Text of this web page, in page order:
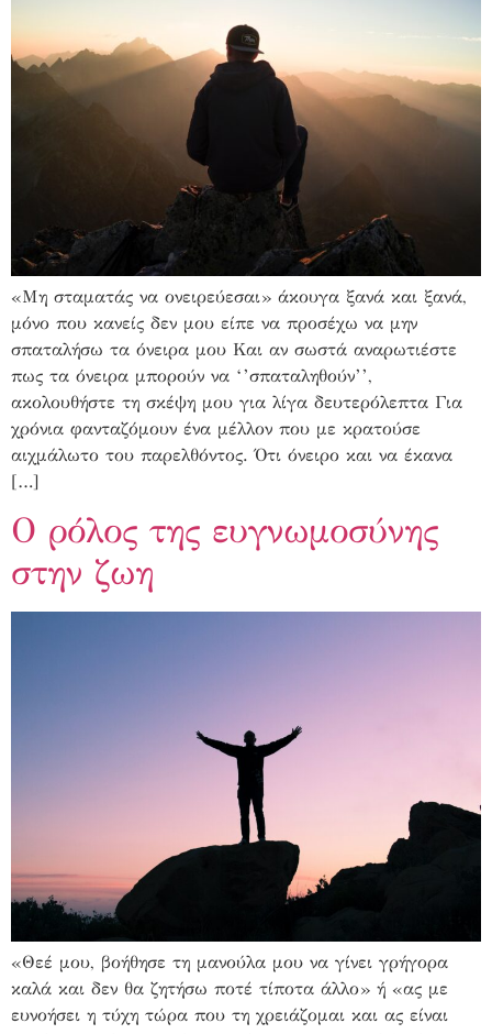
«Μη σταματάς να ονειρεύεσαι» άκουγα ξανά και ξανά,
μόνο που κανείς δεν μου είπε να προσέχω να μην
σπαταλήσω τα όνειρα μου Και αν σωστά αναρωτιέστε
πως τα όνειρα μπορούν να ‘’σπαταληθούν’’,
ακολουθήστε τη σκέψη μου για λίγα δευτερόλεπτα Για
χρόνια φανταζόμουν ένα μέλλον που με κρατούσε
αιχμάλωτο του παρελθόντος. Ότι όνειρο και να έκανα
[…]
Ο ρόλος της ευγνωμοσύνης
στην ζωη
«Θεέ μου, βοήθησε τη μανούλα μου να γίνει γρήγορα
καλά και δεν θα ζητήσω ποτέ τίποτα άλλο» ή «ας με
ευνοήσει η τύχη τώρα που τη χρειάζομαι και ας είναι